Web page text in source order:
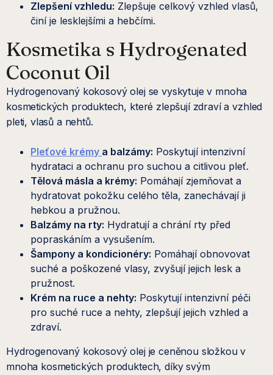
Zlepšení vzhledu: Zlepšuje celkový vzhled vlasů,
činí je lesklejšími a hebčími.
Kosmetika s Hydrogenated
Coconut Oil
Hydrogenovaný kokosový olej se vyskytuje v mnoha
kosmetických produktech, které zlepšují zdraví a vzhled
pleti, vlasů a nehtů.
Pleťové krémy a balzámy: Poskytují intenzivní
hydrataci a ochranu pro suchou a citlivou pleť.
Tělová másla a krémy: Pomáhají zjemňovat a
hydratovat pokožku celého těla, zanechávají ji
hebkou a pružnou.
Balzámy na rty: Hydratují a chrání rty před
popraskáním a vysušením.
Šampony a kondicionéry: Pomáhají obnovovat
suché a poškozené vlasy, zvyšují jejich lesk a
pružnost.
Krém na ruce a nehty: Poskytují intenzivní péči
pro suché ruce a nehty, zlepšují jejich vzhled a
zdraví.
Hydrogenovaný kokosový olej je ceněnou složkou v
mnoha kosmetických produktech, díky svým